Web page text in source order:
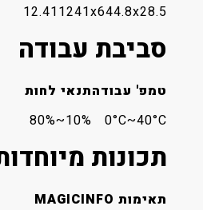
11241x644.8x28.5
12.4
סביבת עבודה
טמפ' עבודה
0°C~40°C
תנאי לחות
10%~80%
תכונות מיוחדות
תאימות MAGICINFO